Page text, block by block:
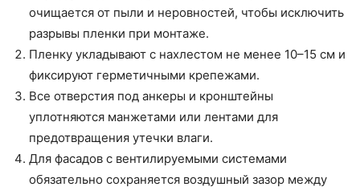
очищается от пыли и неровностей, чтобы исключить
разрывы пленки при монтаже.
Пленку укладывают с нахлестом не менее 10–15 см и
фиксируют герметичными крепежами.
Все отверстия под анкеры и кронштейны
уплотняются манжетами или лентами для
предотвращения утечки влаги.
Для фасадов с вентилируемыми системами
обязательно сохраняется воздушный зазор между